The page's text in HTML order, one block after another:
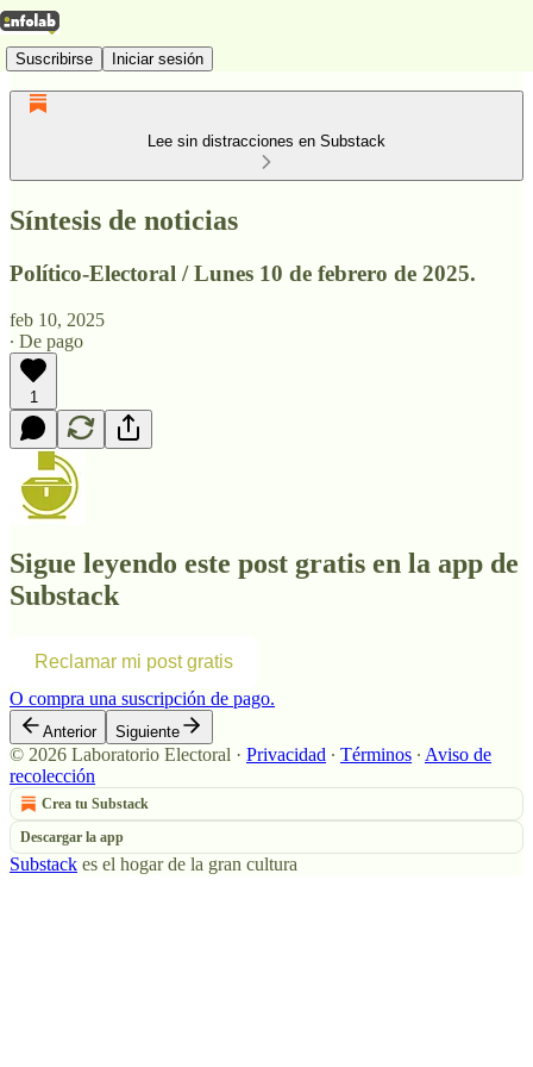
Suscribirse Iniciar sesión
Lee sin distracciones en Substack
Síntesis de noticias
Político-Electoral / Lunes 10 de febrero de 2025.
feb 10, 2025
∙ De pago
1
Sigue leyendo este post gratis en la app de
Substack
Reclamar mi post gratis
O compra una suscripción de pago.
Anterior Siguiente
© 2026 Laboratorio Electoral · Privacidad ∙ Términos ∙ Aviso de
recolección
Crea tu Substack
Descargar la app
Substack es el hogar de la gran cultura